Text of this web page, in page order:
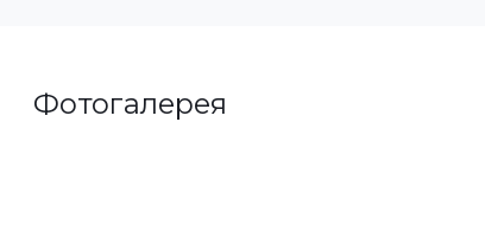
Фотогалерея